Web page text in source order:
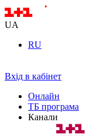
UA
RU
Вхід в кабінет
Онлайн
ТБ програма
Канали